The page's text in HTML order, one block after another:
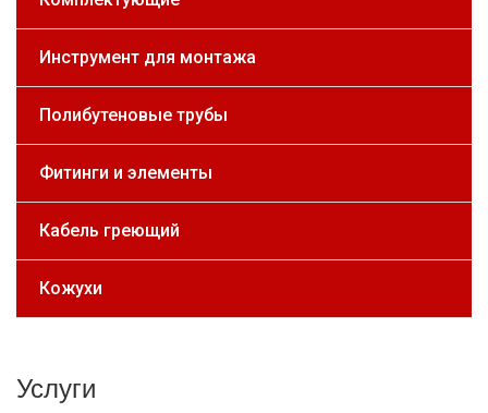
Инструмент для монтажа
Полибутеновые трубы
Фитинги и элементы
Кабель греющий
Кожухи
Услуги